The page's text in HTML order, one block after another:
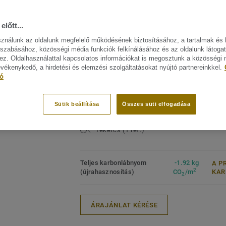
megtekitése. (41)
Linóleumunk a piac egyik
xf² felületvédelemmel kezelve a
tisztíthatóságért és a költséghatékony
Ez a kollekció a Circular Selection
A termék igény szerint rendelhető.
m2 felett.
Tekercs (1 ref.)
Teljes karbonlábnyom
(újrahasznosítás)
-1.92 kg
CO2/m2
A
ÁRAJÁNLAT KÉRÉSE
előtt...
az oldalunk megfelelő működésének biztosításához, a tartalmak és
közösségi média funkciók felkínálásához és az oldalunk
Oldalhasználattal kapcsolatos információkat is megosztunk a közösségi
a hirdetési és elemzési szolgáltatásokat nyújtó partnereinkkel.
Összes süti elfogadása
Sütik beállítása